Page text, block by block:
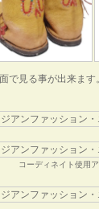
で見る事が出来ます。
コーディネイト使用